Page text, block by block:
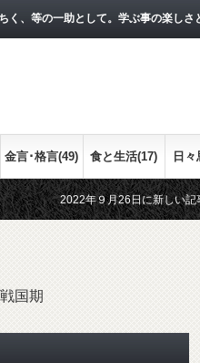
、等の一助として。学ぶ事の楽しさ
金言･格言(49) 食と生活(17) 日
年９月26日に新しい記事をアップし
時代の世界情勢について、おおまか
国期